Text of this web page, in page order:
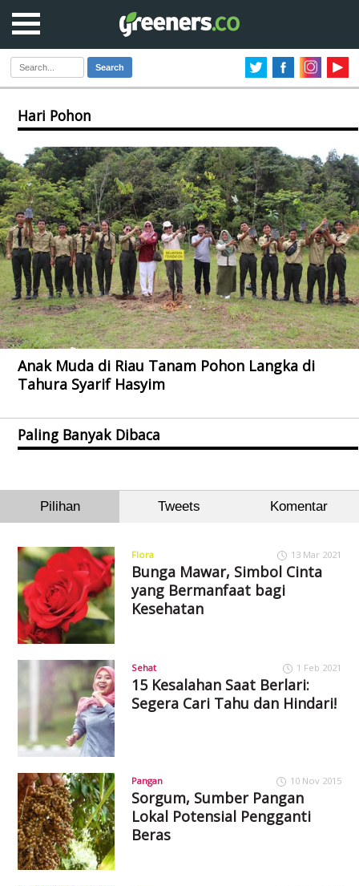
Search
Hari Pohon
Anak Muda di Riau Tanam Pohon Langka di
Tahura Syarif Hasyim
Paling Banyak Dibaca
Pilihan Tweets Komentar
Flora 13 Mar 2021
Bunga Mawar, Simbol Cinta
yang Bermanfaat bagi
Kesehatan
Sehat 1 Feb 2021
15 Kesalahan Saat Berlari:
Segera Cari Tahu dan Hindari!
Pangan 10 Nov 2015
Sorgum, Sumber Pangan
Lokal Potensial Pengganti
Beras